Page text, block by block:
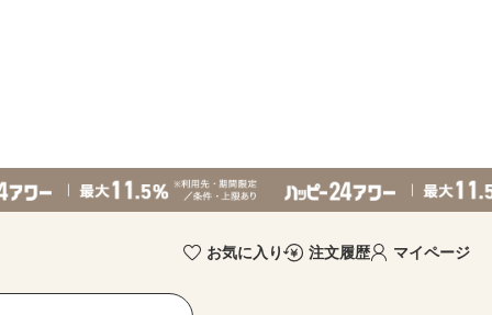
お気に入り 注文履歴 マイページ